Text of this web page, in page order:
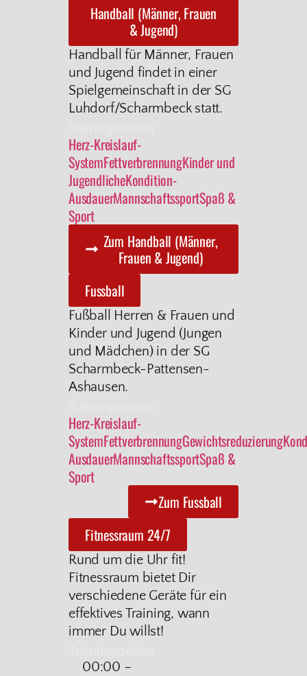
Handball (Männer, Frauen
& Jugend)
Handball für Männer, Frauen
und Jugend findet in einer
Spielgemeinschaft in der SG
Luhdorf/Scharmbeck statt.
Herz-Kreislauf-
SystemFettverbrennungKinder und
JugendlicheKondition-
AusdauerMannschaftssportSpaß &
Sport
Zum Handball (Männer,
Frauen & Jugend)
Fussball
Fußball Herren & Frauen und
Kinder und Jugend (Jungen
und Mädchen) in der SG
Scharmbeck-Pattensen-
Ashausen.
Herz-Kreislauf-
SystemFettverbrennungGewichtsreduzierung
AusdauerMannschaftssportSpaß &
Sport
Zum Fussball
Fitnessraum 24/7
Rund um die Uhr fit!
Fitnessraum bietet Dir
verschiedene Geräte für ein
effektives Training, wann
immer Du willst!
00:00 –